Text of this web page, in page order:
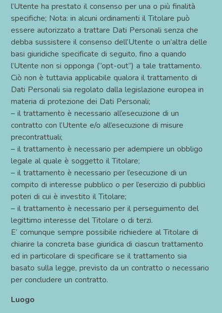
l’Utente ha prestato il consenso per una o più finalità
specifiche; Nota: in alcuni ordinamenti il Titolare può
essere autorizzato a trattare Dati Personali senza che
debba sussistere il consenso dell’Utente o un’altra delle
basi giuridiche specificate di seguito, fino a quando
l’Utente non si opponga (“opt-out”) a tale trattamento.
Ciò non è tuttavia applicabile qualora il trattamento di
Dati Personali sia regolato dalla legislazione europea in
materia di protezione dei Dati Personali;
– il trattamento è necessario all’esecuzione di un
contratto con l’Utente e/o all’esecuzione di misure
precontrattuali;
– il trattamento è necessario per adempiere un obbligo
legale al quale è soggetto il Titolare;
– il trattamento è necessario per l’esecuzione di un
compito di interesse pubblico o per l’esercizio di pubblici
poteri di cui è investito il Titolare;
– il trattamento è necessario per il perseguimento del
legittimo interesse del Titolare o di terzi.
E’ comunque sempre possibile richiedere al Titolare di
chiarire la concreta base giuridica di ciascun trattamento
ed in particolare di specificare se il trattamento sia
basato sulla legge, previsto da un contratto o necessario
per concludere un contratto.
Luogo